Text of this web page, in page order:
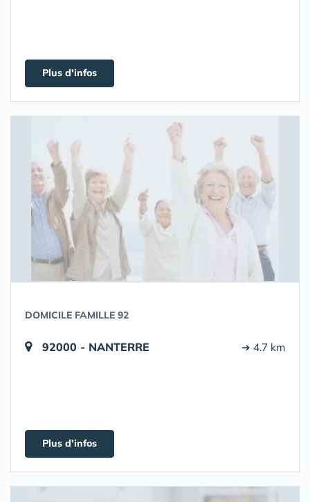
Plus d'infos
DOMICILE FAMILLE 92
92000 - NANTERRE ➔ 4.7 km
Plus d'infos